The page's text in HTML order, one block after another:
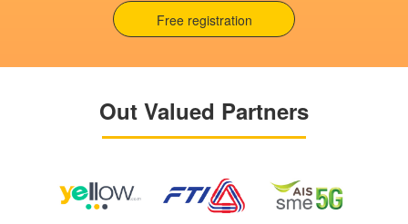
Free registration
Out Valued Partners